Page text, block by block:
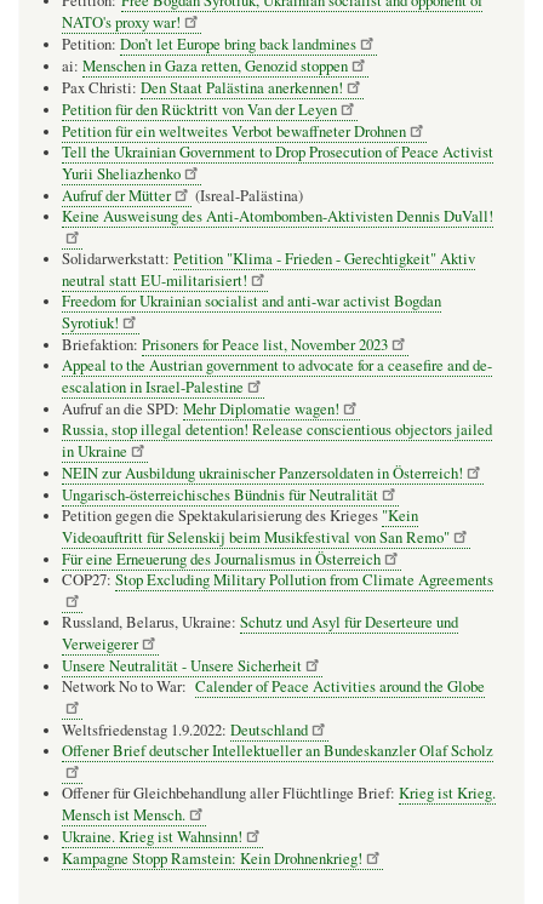
NATO's proxy war!
Petition: Don’t let Europe bring back landmines
ai: Menschen in Gaza retten, Genozid stoppen
Pax Christi: Den Staat Palästina anerkennen!
Petition für den Rücktritt von Van der Leyen
Petition für ein weltweites Verbot bewaffneter Drohnen
Tell the Ukrainian Government to Drop Prosecution of Peace Activist
Yurii Sheliazhenko
Aufruf der Mütter
(Isreal-Palästina)
Keine Ausweisung des Anti-Atombomben-Aktivisten Dennis DuVall!
Solidarwerkstatt: Petition "Klima - Frieden - Gerechtigkeit" Aktiv
neutral statt EU-militarisiert!
Freedom for Ukrainian socialist and anti-war activist Bogdan
Syrotiuk!
Briefaktion: Prisoners for Peace list, November 2023
Appeal to the Austrian government to advocate for a ceasefire and de-
escalation in Israel-Palestine
Aufruf an die SPD: Mehr Diplomatie wagen!
Russia, stop illegal detention! Release conscientious objectors jailed
in Ukraine
NEIN zur Ausbildung ukrainischer Panzersoldaten in Österreich!
Ungarisch-österreichisches Bündnis für Neutralität
Petition gegen die Spektakularisierung des Krieges "Kein
Videoauftritt für Selenskij beim Musikfestival von San Remo"
Für eine Erneuerung des Journalismus in Österreich
COP27: Stop Excluding Military Pollution from Climate Agreements
Russland, Belarus, Ukraine: Schutz und Asyl für Deserteure und
Verweigerer
Unsere Neutralität - Unsere Sicherheit
Network No to War: Calender of Peace Activities around the Globe
Weltsfriedenstag 1.9.2022: Deutschland
Offener Brief deutscher Intellektueller an Bundeskanzler Olaf Scholz
Offener für Gleichbehandlung aller Flüchtlinge Brief: Krieg ist Krieg.
Mensch ist Mensch.
Ukraine. Krieg ist Wahnsinn!
Kampagne Stopp Ramstein: Kein Drohnenkrieg!